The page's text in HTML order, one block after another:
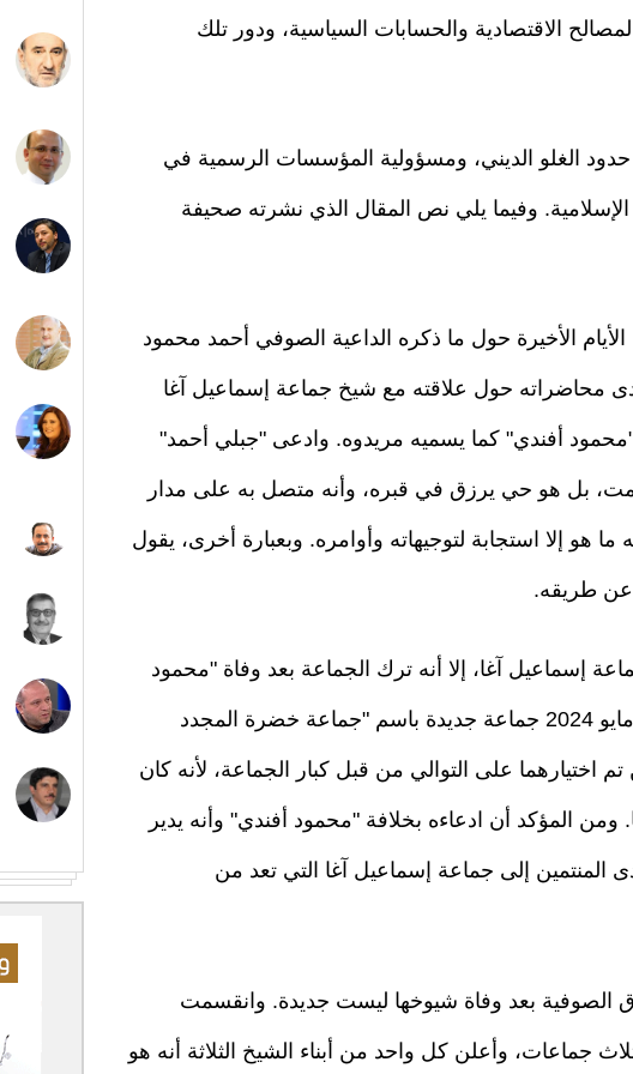
الاقتصادية والحسابات السياسية، ودور تلك
الغلو الديني، ومسؤولية المؤسسات الرسمية في
وفيما يلي نص المقال الذي نشرته صحيفة
الأخيرة حول ما ذكره الداعية الصوفي أحمد محمود
محاضراته حول علاقته مع شيخ جماعة إسماعيل آغا
"محمود أفندي" كما يسميه مريدوه. وادعى "جبلي أحمد"
بل هو حي يرزق في قبره، وأنه متصل به على مدار
هو إلا استجابة لتوجيهاته وأوامره. وبعبارة أخرى، يقول
عن طريقه.
إسماعيل آغا، إلا أنه ترك الجماعة بعد وفاة "محمود
أفندي" في حزيران/ يونيو 2022، ليؤسس في أيار/ مايو 2024 جماعة جديدة باسم "جماعة خضرة المجدد
اختيارهما على التوالي من قبل كبار الجماعة، لأنه كان
المؤكد أن ادعاءه بخلافة "محمود أفندي" وأنه يدير
إلى جماعة إسماعيل آغا التي تعد من
الصوفية بعد وفاة شيوخها ليست جديدة. وانقسمت
جماعات، وأعلن كل واحد من أبناء الشيخ الثلاثة أنه هو